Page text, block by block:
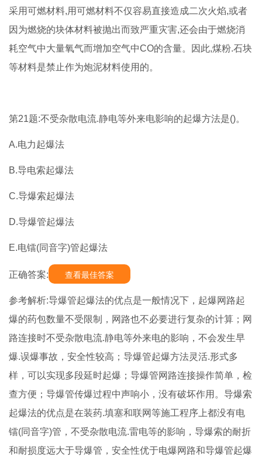
采用可燃材料,用可燃材料不仅容易直接造成二次火焰,或者
因为燃烧的块体材料被抛出而致严重灾害,还会由于燃烧消
耗空气中大量氧气而增加空气中CO的含量。因此,煤粉.石块
等材料是禁止作为炮泥材料使用的。
第21题:不受杂散电流.静电等外来电影响的起爆方法是()。
A.电力起爆法
B.导电索起爆法
C.导爆索起爆法
D.导爆管起爆法
E.电镭(同音字)管起爆法
正确答案: 查看最佳答案
参考解析:导爆管起爆法的优点是一般情况下，起爆网路起
爆的药包数量不受限制，网路也不必要进行复杂的计算；网
路连接时不受杂散电流.静电等外来电的影响，不会发生早
爆.误爆事故，安全性较高；导爆管起爆方法灵活.形式多
样，可以实现多段延时起爆；导爆管网路连接操作简单，检
查方便；导爆管传爆过程中声响小，没有破坏作用。导爆索
起爆法的优点是在装药.填塞和联网等施工程序上都没有电
镭(同音字)管，不受杂散电流.雷电等的影响，导爆索的耐折
和耐损度远大于导爆管，安全性优于电爆网路和导爆管起爆